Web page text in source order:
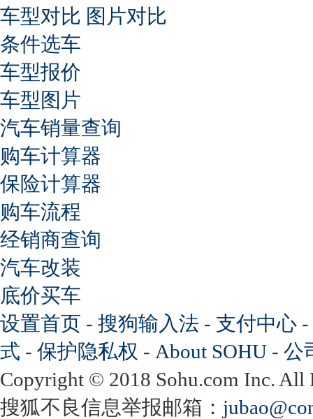
车型对比 图片对比
条件选车
车型报价
车型图片
汽车销量查询
购车计算器
保险计算器
购车流程
经销商查询
汽车改装
底价买车
设置首页 - 搜狗输入法 - 支付中心 -
式 - 保护隐私权 - About SOHU - 公
Copyright © 2018 Sohu.com Inc.
搜狐不良信息举报邮箱：